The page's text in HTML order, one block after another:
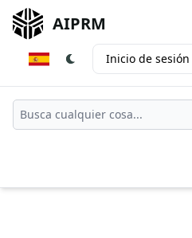
AIPRM
Inicio de sesión